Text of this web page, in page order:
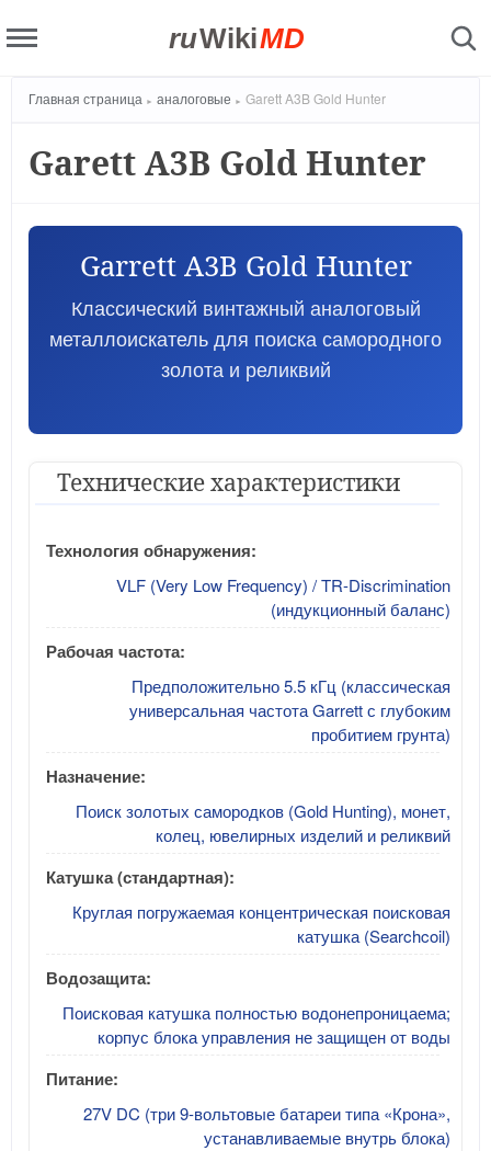
ruWikiMD
Главная страница аналоговые Garett A3B Gold Hunter
Garett A3B Gold Hunter
Garrett A3B Gold Hunter
Классический винтажный аналоговый
металлоискатель для поиска самородного
золота и реликвий
Технические характеристики
Технология обнаружения:
VLF (Very Low Frequency) / TR-Discrimination
(индукционный баланс)
Рабочая частота:
Предположительно 5.5 кГц (классическая
универсальная частота Garrett с глубоким
пробитием грунта)
Назначение:
Поиск золотых самородков (Gold Hunting), монет,
колец, ювелирных изделий и реликвий
Катушка (стандартная):
Круглая погружаемая концентрическая поисковая
катушка (Searchcoil)
Водозащита:
Поисковая катушка полностью водонепроницаема;
корпус блока управления не защищен от воды
Питание:
27V DC (три 9-вольтовые батареи типа «Крона»,
устанавливаемые внутрь блока)